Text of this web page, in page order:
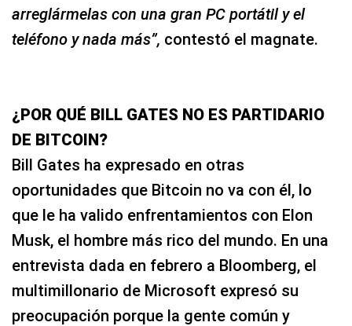
arreglármelas con una gran PC portátil y el
teléfono y nada más”, contestó el magnate.
¿POR QUÉ BILL GATES NO ES PARTIDARIO
DE BITCOIN?
Bill Gates ha expresado en otras
oportunidades que Bitcoin no va con él, lo
que le ha valido enfrentamientos con Elon
Musk, el hombre más rico del mundo. En una
entrevista dada en febrero a Bloomberg, el
multimillonario de Microsoft expresó su
preocupación porque la gente común y